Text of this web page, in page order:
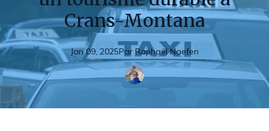
Crans-Montana
Jan 09, 2025Par Raphaël Naefen